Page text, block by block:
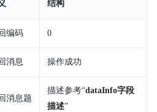
结构
编码 0
消息 操作成功
消息题
描述参考“dataInfo字段
描述”